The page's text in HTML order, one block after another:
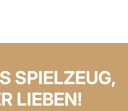
SPIELZEUG,
LIEBEN!